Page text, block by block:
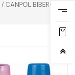
/ CANPOL BIBERON A